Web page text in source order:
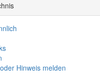
Hinweis melden